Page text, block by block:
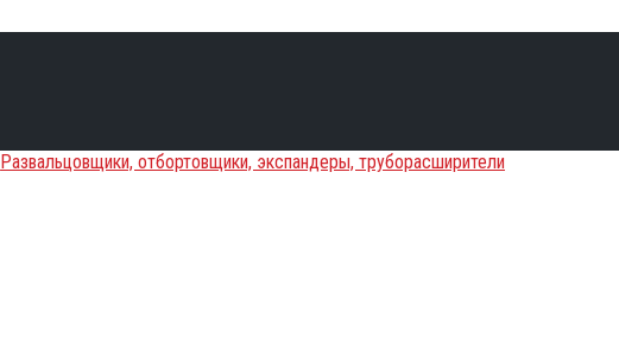
Развальцовщики, отбортовщики, экспандеры, труборасширители